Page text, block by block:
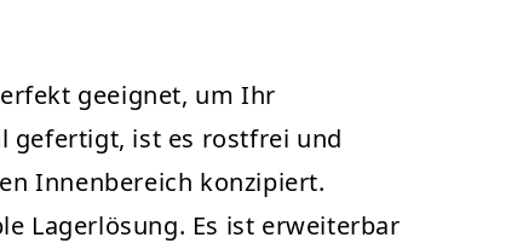
geeignet, um Ihr
gefertigt, ist es rostfrei und
Innenbereich konzipiert.
Lagerlösung. Es ist erweiterbar